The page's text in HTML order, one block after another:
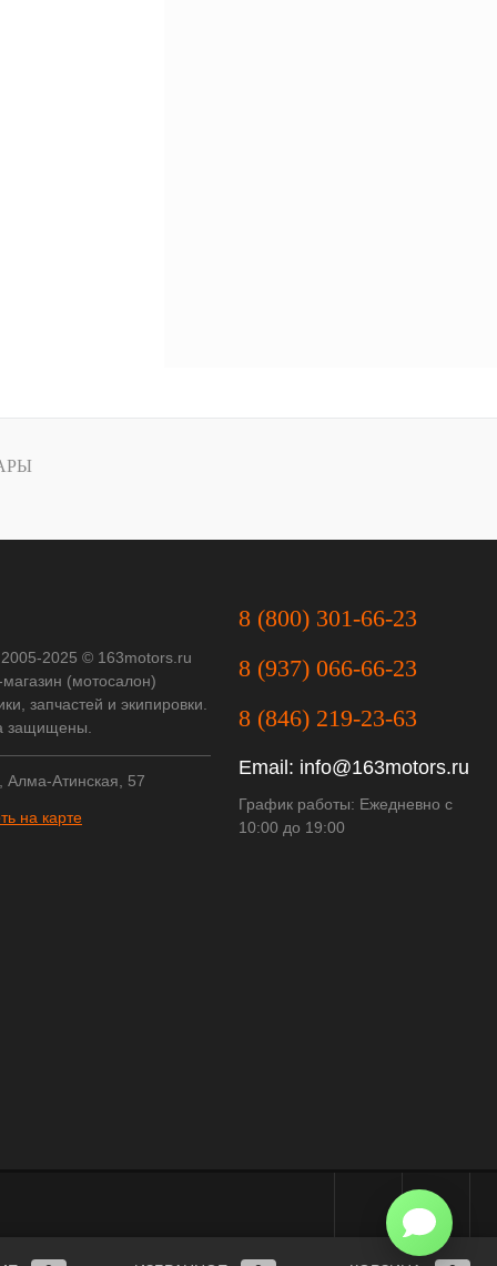
2025 © 163motors.ru
(мотосалон)
запчастей и экипировки.
защищены.
Алма-Атинская, 57
на карте
8 (800) 301-66-23
8 (937) 066-66-23
8 (846) 219-23-63
Email: info@163motors.ru
График работы: Ежедневно с
10:00 до 19:00